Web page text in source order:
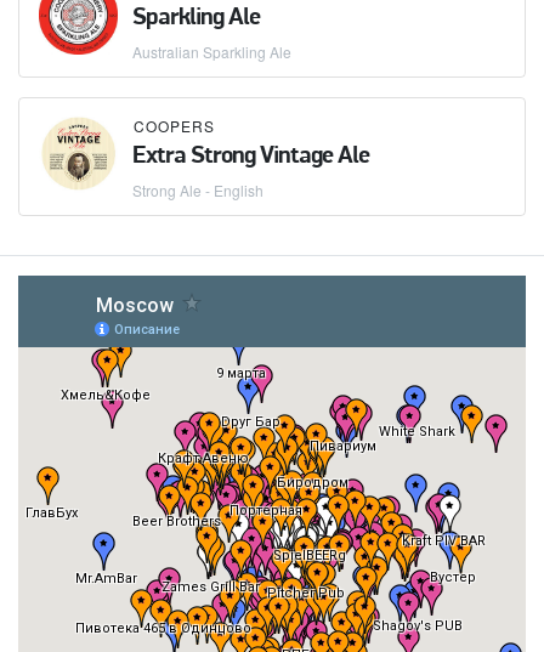
Sparkling Ale
Australian Sparkling Ale
COOPERS
Extra Strong Vintage Ale
Strong Ale - English